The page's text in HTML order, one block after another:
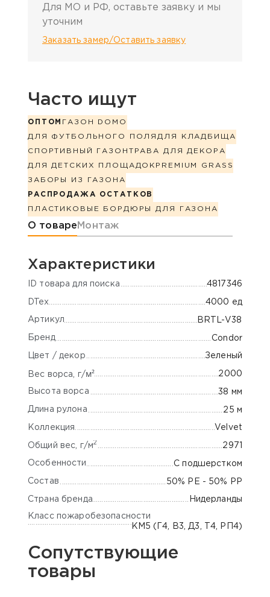
Для МО и РФ, оставьте заявку и мы
уточним
Заказать замер/Оставить заявку
Часто ищут
ОПТОМ ГАЗОН DOMO
ДЛЯ ФУТБОЛЬНОГО ПОЛЯ ДЛЯ КЛАДБИЩА
СПОРТИВНЫЙ ГАЗОН ТРАВА ДЛЯ ДЕКОРА
ДЛЯ ДЕТСКИХ ПЛОЩАДОК PREMIUM GRASS
ЗАБОРЫ ИЗ ГАЗОНА
РАСПРОДАЖА ОСТАТКОВ
ПЛАСТИКОВЫЕ БОРДЮРЫ ДЛЯ ГАЗОНА
Информация о товаре
О товаре Монтаж
Характеристики
ID товара для поиска 4817346
DTex 4000 ед
Артикул BRTL-V38
Бренд Condor
Цвет / декор Зеленый
Вес ворса, г/м² 2000
Высота ворса 38 мм
Длина рулона 25 м
Коллекция Velvet
Общий вес, г/м2 2971
Особенности С подшерстком
Состав 50% PE - 50% PP
Страна бренда Нидерланды
Класс пожаробезопасности
КМ5 (Г4, В3, Д3, Т4, РП4)
Сопутствующие
товары